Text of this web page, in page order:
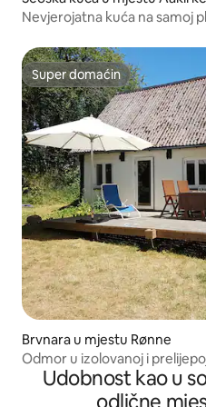
Nevjerojatna kuća na samoj
Super domaćin
Super domaćin
Brvnara u mjestu Rønne
Odmor u izolovanoj i
Udobnost kao u